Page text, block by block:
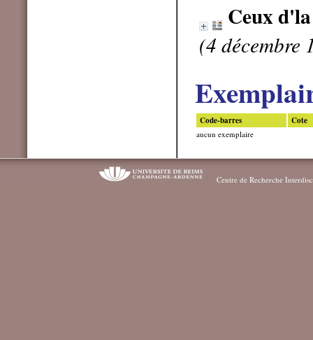
Ceux
(4 décembre
Code-barres Cote
aucun exemplaire
Centre de Recherche